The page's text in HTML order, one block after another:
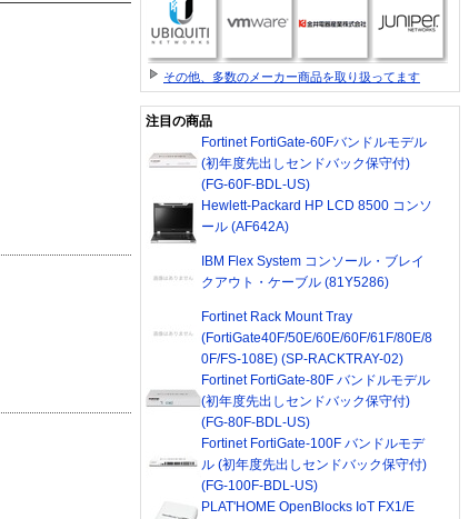
その他、多数のメーカー商品を取り扱ってます
注目の商品
Fortinet FortiGate-60Fバンドルモデル
(初年度先出しセンドバック保守付)
(FG-60F-BDL-US)
Hewlett-Packard HP LCD 8500 コンソ
ール (AF642A)
IBM Flex System コンソール・ブレイ
クアウト・ケーブル (81Y5286)
Fortinet Rack Mount Tray
(FortiGate40F/50E/60E/60F/61F/80E/8
0F/FS-108E) (SP-RACKTRAY-02)
Fortinet FortiGate-80F バンドルモデル
(初年度先出しセンドバック保守付)
(FG-80F-BDL-US)
Fortinet FortiGate-100F バンドルモデ
ル (初年度先出しセンドバック保守付)
(FG-100F-BDL-US)
PLAT'HOME OpenBlocks IoT FX1/E